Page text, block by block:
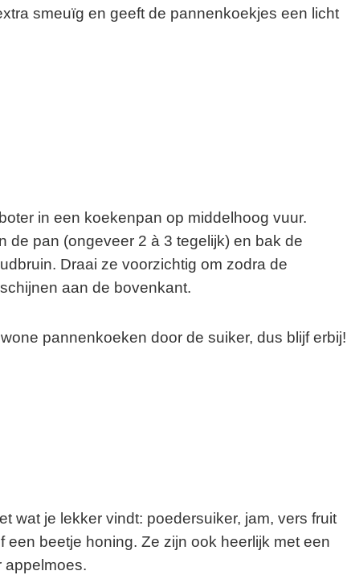
smeuïg en geeft de pannenkoekjes een licht
in een koekenpan op middelhoog vuur.
de pan (ongeveer 2 à 3 tegelijk) en bak de
Draai ze voorzichtig om zodra de
aan de bovenkant.
pannenkoeken door de suiker, dus blijf erbij!
wat je lekker vindt: poedersuiker, jam, vers fruit
beetje honing. Ze zijn ook heerlijk met een
appelmoes.